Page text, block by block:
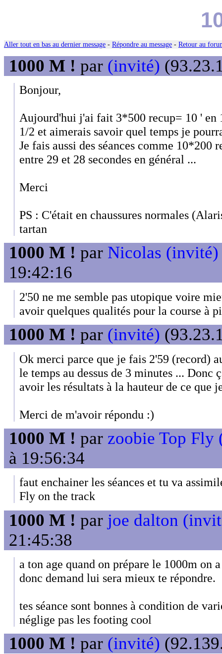
Aller tout en bas au dernier message - Répondre au message - Retour au
1000 M ! par (invité)
Bonjour,
Aujourd'hui j'ai fait 3*500 recup= 10 ' en
1/2 et aimerais savoir quel temps je
Je fais aussi des séances comme 10*200
entre 29 et 28 secondes en général ...
Merci
PS : C'était en chaussures normales
tartan
1000 M ! par Nicolas (invité)
19:42:16
2'50 ne me semble pas utopique voire
avoir quelques qualités pour la course à
1000 M ! par (invité)
Ok merci parce que je fais 2'59 (record)
le temps au dessus de 3 minutes ... Donc
avoir les résultats à la hauteur de ce que
Merci de m'avoir répondu :)
1000 M ! par zoobie Top Fly
à 19:56:34
faut enchainer les séances et tu va
Fly on the track
1000 M ! par joe dalton
21:45:38
a ton age quand on prépare le 1000m on
donc demand lui sera mieux te répondre.
tes séance sont bonnes à condition de
néglige pas les footing cool
1000 M ! par (invité)